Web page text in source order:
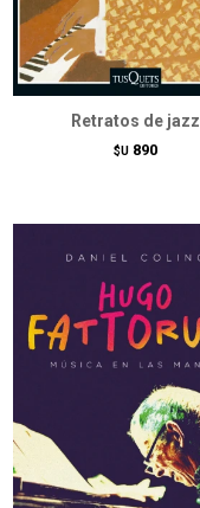
Retratos de jazz
$U 890